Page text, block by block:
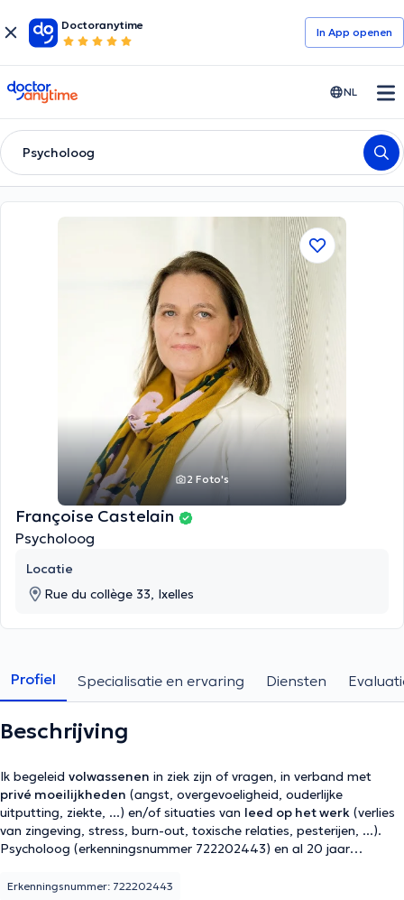
Doctoranytime
In App openen
doctoranytime NL
Psycholoog
2 Foto's
Françoise Castelain
Psycholoog
Locatie
Rue du collège 33, Ixelles
Profiel Specialisatie en ervaring Diensten
Beschrijving
Ik begeleid volwassenen in ziek zijn of vragen, in verband met
privé moeilijkheden (angst, overgevoeligheid, ouderlijke
uitputting, ziekte, ...) en/of situaties van leed op het werk (verlies
van zingeving, stress, burn-out, toxische relaties, pesterijen, ...).
Psycholoog (erkenningsnummer 722202443) en al 20 jaar
situatie aan door u hulpmiddelen aan te bieden zoals
Erkenningsnummer: 722202443